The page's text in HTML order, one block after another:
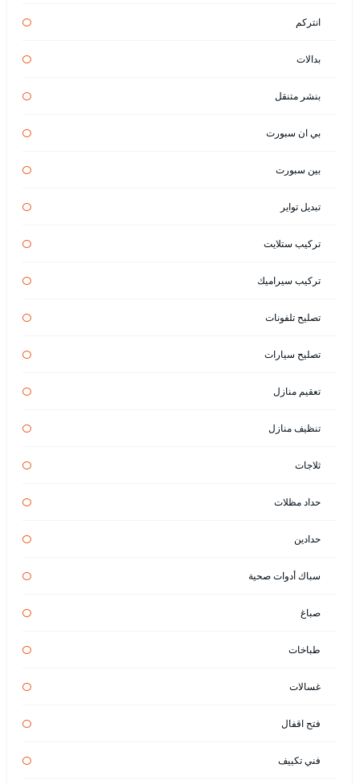
انتركم
بدالات
بنشر متنقل
بي ان سبورت
بين سبورت
تبديل تواير
تركيب ستلايت
تركيب سيراميك
تصليح تلفونات
تصليح سيارات
تعقيم منازل
تنظيف منازل
ثلاجات
حداد مظلات
حدادين
سباك أدوات صحية
صباغ
طباخات
غسالات
فتح اقفال
فني تكييف